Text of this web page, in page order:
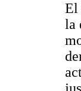
El
la